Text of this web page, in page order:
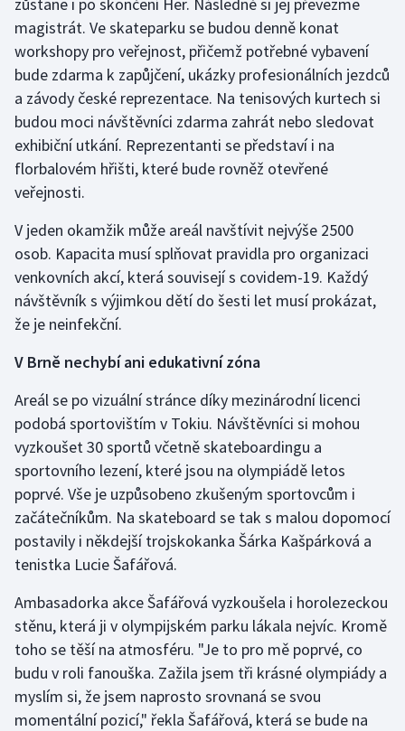
Stolní tenis
Triatlon
Veslování
Vodní slalom
Volejbal
Ostatní
magistrát. Ve skateparku se budou denně konat
workshopy pro veřejnost, přičemž potřebné vybavení
bude zdarma k zapůjčení, ukázky profesionálních jezdců
a závody české reprezentace. Na tenisových kurtech si
budou moci návštěvníci zdarma zahrát nebo sledovat
exhibiční utkání. Reprezentanti se představí i na
florbalovém hřišti, které bude rovněž otevřené
veřejnosti.
V jeden okamžik může areál navštívit nejvýše 2500
osob. Kapacita musí splňovat pravidla pro organizaci
venkovních akcí, která souvisejí s covidem-19. Každý
návštěvník s výjimkou dětí do šesti let musí prokázat,
že je neinfekční.
V Brně nechybí ani edukativní zóna
Areál se po vizuální stránce díky mezinárodní licenci
podobá sportovištím v Tokiu. Návštěvníci si mohou
vyzkoušet 30 sportů včetně skateboardingu a
sportovního lezení, které jsou na olympiádě letos
poprvé. Vše je uzpůsobeno zkušeným sportovcům i
začátečníkům. Na skateboard se tak s malou dopomocí
postavily i někdejší trojskokanka Šárka Kašpárková a
tenistka Lucie Šafářová.
Ambasadorka akce Šafářová vyzkoušela i horolezeckou
stěnu, která ji v olympijském parku lákala nejvíc. Kromě
toho se těší na atmosféru. "Je to pro mě poprvé, co
budu v roli fanouška. Zažila jsem tři krásné olympiády a
myslím si, že jsem naprosto srovnaná se svou
momentální pozicí," řekla Šafářová, která se bude na